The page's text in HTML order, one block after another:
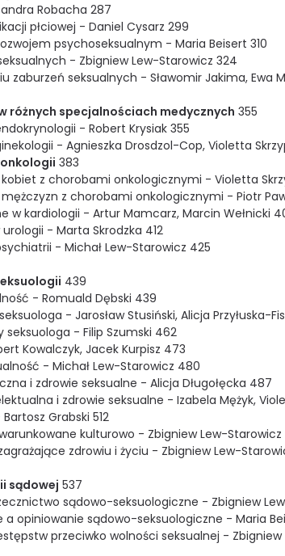
Robacha 287
płciowej - Daniel Cysarz 299
psychoseksualnym - Maria Beisert 310
- Zbigniew Lew-Starowicz 324
zaburzeń seksualnych - Sławomir Jakima, Ewa
różnych specjalnościach medycznych 355
- Robert Krysiak 355
- Agnieszka Drosdzol-Cop, Violetta
383
z chorobami onkologicznymi - Violetta
z chorobami onkologicznymi - Piotr
w kardiologii - Artur Mamcarz, Marcin Wełnicki
- Marta Skrodzka 412
- Michał Lew-Starowicz 425
439
- Romuald Dębski 439
- Jarosław Stusiński, Alicja Przyłuska-
- Filip Szumski 462
Kowalczyk, Jacek Kurpisz 473
- Michał Lew-Starowicz 480
i zdrowie seksualne - Alicja Długołęcka 487
i zdrowie seksualne - Izabela Mężyk,
Grabski 512
kulturowo - Zbigniew Lew-Starowicz
zdrowiu i życiu - Zbigniew Lew-
sądowej 537
sądowo-seksuologiczne - Zbigniew
a opiniowanie sądowo-seksuologiczne - Maria
przeciwko wolności seksualnej -